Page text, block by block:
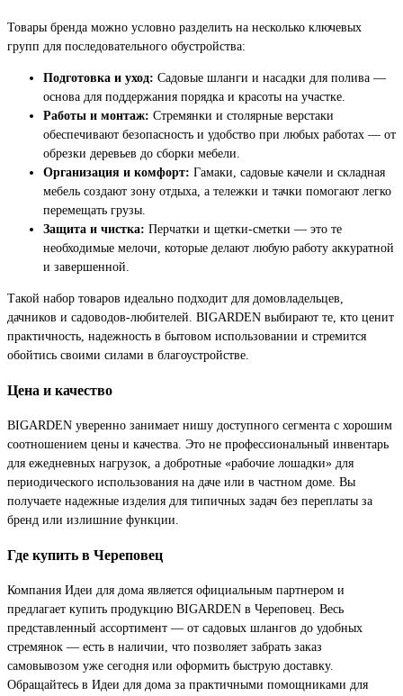
Товары бренда можно условно разделить на несколько ключевых
групп для последовательного обустройства:
Подготовка и уход: Садовые шланги и насадки для полива —
основа для поддержания порядка и красоты на участке.
Работы и монтаж: Стремянки и столярные верстаки
обеспечивают безопасность и удобство при любых работах — от
обрезки деревьев до сборки мебели.
Организация и комфорт: Гамаки, садовые качели и складная
мебель создают зону отдыха, а тележки и тачки помогают легко
перемещать грузы.
Защита и чистка: Перчатки и щетки-сметки — это те
необходимые мелочи, которые делают любую работу аккуратной
и завершенной.
Такой набор товаров идеально подходит для домовладельцев,
дачников и садоводов-любителей. BIGARDEN выбирают те, кто ценит
практичность, надежность в бытовом использовании и стремится
обойтись своими силами в благоустройстве.
Цена и качество
BIGARDEN уверенно занимает нишу доступного сегмента с хорошим
соотношением цены и качества. Это не профессиональный инвентарь
для ежедневных нагрузок, а добротные «рабочие лошадки» для
периодического использования на даче или в частном доме. Вы
получаете надежные изделия для типичных задач без переплаты за
бренд или излишние функции.
Где купить в Череповец
Компания Идеи для дома является официальным партнером и
предлагает купить продукцию BIGARDEN в Череповец. Весь
представленный ассортимент — от садовых шлангов до удобных
стремянок — есть в наличии, что позволяет забрать заказ
самовывозом уже сегодня или оформить быструю доставку.
Обращайтесь в Идеи для дома за практичными помощниками для